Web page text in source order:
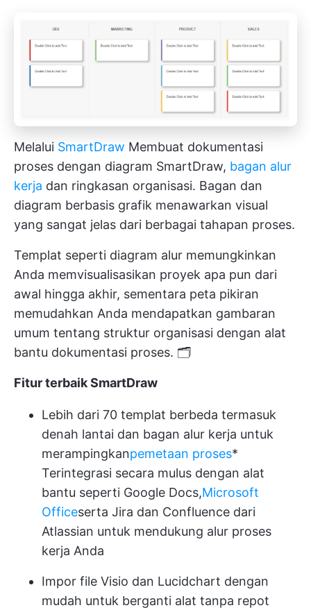
Melalui SmartDraw Membuat dokumentasi
proses dengan diagram SmartDraw, bagan alur
kerja dan ringkasan organisasi. Bagan dan
diagram berbasis grafik menawarkan visual
yang sangat jelas dari berbagai tahapan proses.
Templat seperti diagram alur memungkinkan
Anda memvisualisasikan proyek apa pun dari
awal hingga akhir, sementara peta pikiran
memudahkan Anda mendapatkan gambaran
umum tentang struktur organisasi dengan alat
bantu dokumentasi proses. 🗂️
Fitur terbaik SmartDraw
Lebih dari 70 templat berbeda termasuk
denah lantai dan bagan alur kerja untuk
merampingkanpemetaan proses*
Terintegrasi secara mulus dengan alat
bantu seperti Google Docs,Microsoft
Officeserta Jira dan Confluence dari
Atlassian untuk mendukung alur proses
kerja Anda
Impor file Visio dan Lucidchart dengan
mudah untuk berganti alat tanpa repot